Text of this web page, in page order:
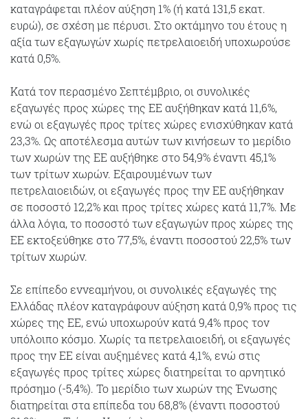
καταγράφεται πλέον αύξηση 1% (ή κατά 131,5 εκατ.
ευρώ), σε σχέση‭‭ ‬με‭ ‬πέρυσι. ‬Στο οκτάμηνο‭‭ ‬του‭ ‬‬έτους‭ ‬‬η‭
‬αξία ‬των‭ ‬εξαγωγών‬‭ ‬χωρίς ‬πετρελαιοειδή υποχωρούσε
κατά 0,5%.
Κατά τον περασμένο Σεπτέμβριο, οι συνολικές
εξαγωγές προς χώρες της ΕΕ αυξήθηκαν κατά‭ ‬‬11,6%,
‬ενώ‭ ‬‬οι‭ ‬‬εξαγωγές‭ ‬προς‭ ‬τρίτες‭ χώρες‭ ‬ενισχύθηκαν‭ ‬κατά‭
‬23,3%.‭ ‬Ως αποτέλεσμα αυτών των κινήσεων το μερίδιο
των χωρών της ΕΕ αυξήθηκε στο 54,9% έναντι 45,1%
των τρίτων χωρών. Εξαιρουμένων των
πετρελαιοειδών, οι εξαγωγές προς την ΕΕ αυξήθηκαν
σε ποσοστό 12,2% και προς τρίτες χώρες κατά 11,7%. Με
άλλα λόγια, το ποσοστό των εξαγωγών προς χώρες της
ΕΕ εκτοξεύθηκε στο 77,5%, έναντι ποσοστού 22,5% των
τρίτων χωρών.
Σε επίπεδο εννεαμήνου, οι συνολικές εξαγωγές της
Ελλάδας πλέον καταγράφουν αύξηση κατά 0,9% προς τις
χώρες της ΕΕ, ενώ υποχωρούν κατά 9,4% προς τον
υπόλοιπο κόσμο. Χωρίς τα πετρελαιοειδή, οι εξαγωγές
προς την ΕΕ είναι αυξημένες κατά 4,1%, ενώ στις
εξαγωγές προς τρίτες χώρες διατηρείται το αρνητικό
πρόσημο (-5,4%). Το μερίδιο των χωρών της Ένωσης
διατηρείται στα επίπεδα του 68,8% (έναντι ποσοστού